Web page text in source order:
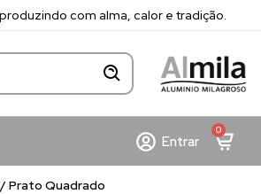
com alma, calor e tradição.
Entrar
0
/ Prato Quadrado